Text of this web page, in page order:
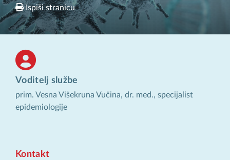
Ispiši stranicu
Voditelj službe
prim. Vesna Višekruna Vučina, dr. med., specijalist
epidemiologije
Kontakt